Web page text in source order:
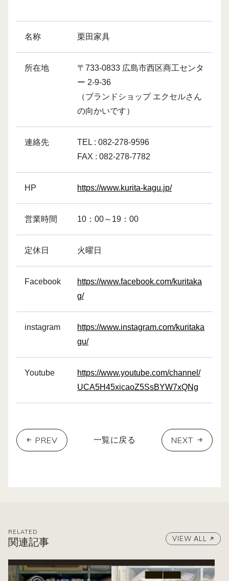
名称 栗田家具
所在地
〒733-0833 広島市西区商工センタ
ー 2-9-36
（ブランドショップ エクセルさん
の向かいです）
連絡先
TEL : 082-278-9596
FAX : 082-278-7782
HP https://www.kurita-kagu.jp/
営業時間 10：00～19：00
定休日 火曜日
Facebook
https://www.facebook.com/kuritaka
g/
instagram
https://www.instagram.com/kuritaka
gu/
Youtube
https://www.youtube.com/channel/
UCA5H45xicaoZ5SsBYW7xQNg
PREV 一覧に戻る NEXT
RELATED
関連記事 VIEW ALL